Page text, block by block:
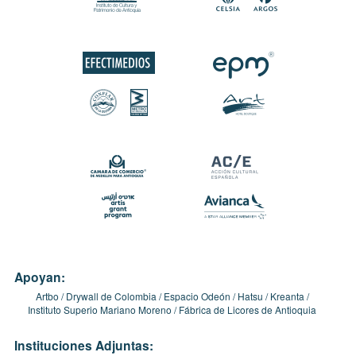
Apoyan:
Artbo Drywall de Colombia Espacio Odeón Hatsu
Kreanta
Instituto Superio Mariano Moreno
Fábrica de Licores de Antioquia
Instituciones Adjuntas: